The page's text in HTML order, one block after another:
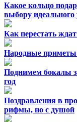
Какое кольцо
выбору
Как перестать
Народные приметы
Поднимем бокалы
год
Поздравления в
рифмы, но с душой